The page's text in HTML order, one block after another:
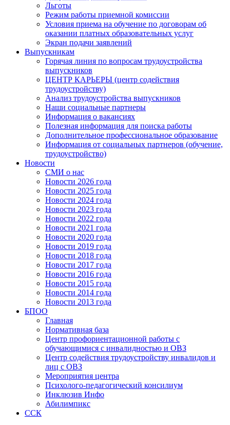
Льготы
Режим работы приемной комиссии
Условия приема на обучение по договорам об
оказании платных образовательных услуг
Экран подачи заявлений
Выпускникам
Горячая линия по вопросам трудоустройства
выпускников
ЦЕНТР КАРЬЕРЫ (центр содействия
трудоустройству)
Анализ трудоустройства выпускников
Наши социальные партнеры
Информация о вакансиях
Полезная информация для поиска работы
Дополнительное профессиональное образование
Информация от социальных партнеров (обучение,
трудоустройство)
Новости
СМИ о нас
Новости 2026 года
Новости 2025 года
Новости 2024 года
Новости 2023 года
Новости 2022 года
Новости 2021 года
Новости 2020 года
Новости 2019 года
Новости 2018 года
Новости 2017 года
Новости 2016 года
Новости 2015 года
Новости 2014 года
Новости 2013 года
БПОО
Главная
Нормативная база
Центр профориентационной работы с
обучающимися с инвалидностью и ОВЗ
Центр содействия трудоустройству инвалидов и
лиц с ОВЗ
Мероприятия центра
Психолого-педагогический консилиум
Инклюзив Инфо
Абилимпикс
ССК